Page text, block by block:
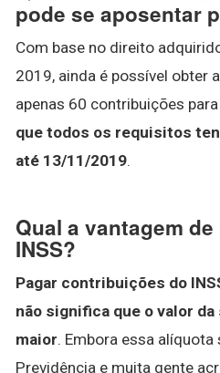
pode se aposentar
Com base no direito
2019, ainda é possível obter
apenas 60 contribuições
que todos os requisitos
até 13/11/2019.
Qual a vantagem
INSS?
Pagar contribuições do
não significa que o valor
maior. Embora essa
Previdência e muita gente